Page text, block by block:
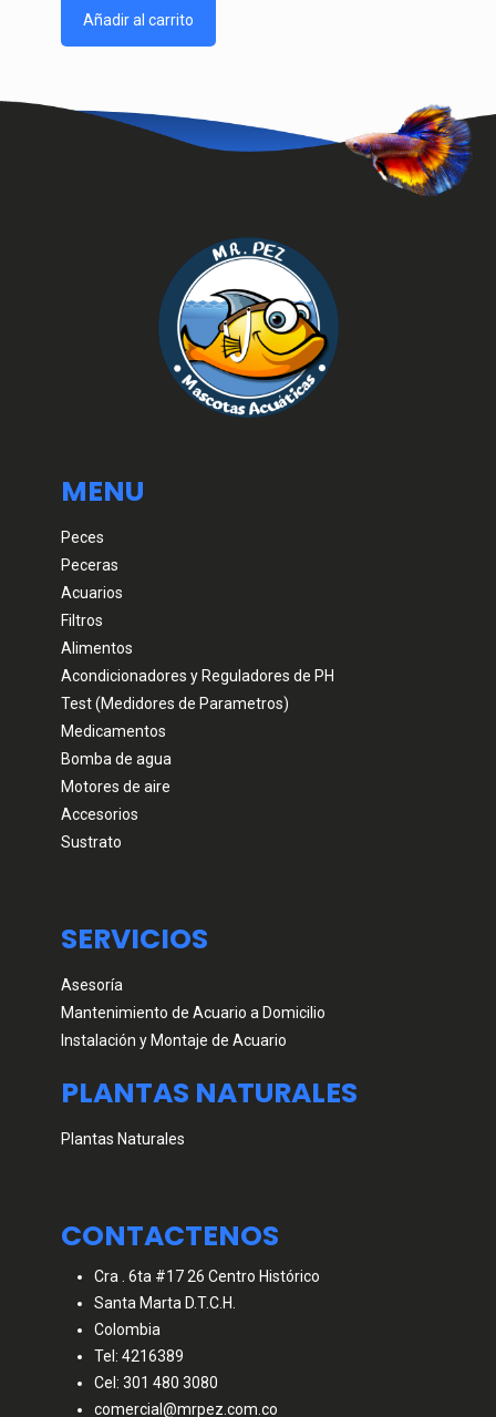
Añadir al carrito
MENU
Peces
Peceras
Acuarios
Filtros
Alimentos
Acondicionadores y Reguladores de PH
Test (Medidores de Parametros)
Medicamentos
Bomba de agua
Motores de aire
Accesorios
Sustrato
SERVICIOS
Asesoría
Mantenimiento de Acuario a Domicilio
Instalación y Montaje de Acuario
PLANTAS NATURALES
Plantas Naturales
CONTACTENOS
Cra . 6ta #17 26 Centro Histórico
Santa Marta D.T.C.H.
Colombia
Tel: 4216389
Cel: 301 480 3080
comercial@mrpez.com.co